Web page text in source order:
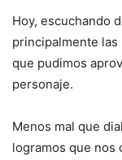
Hoy, escuchando
principalmente
que pudimos
personaje.
Menos mal que
logramos que nos